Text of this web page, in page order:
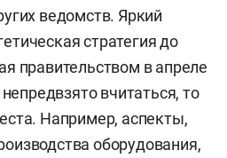
интересов и
энергетика и
геополитика, атомная
смежные отрасли —
Является
атомной энергетики в
ведомств. Яркий
стратегия до
правительством в апреле
вчитаться, то
Например, аспекты,
оборудования,